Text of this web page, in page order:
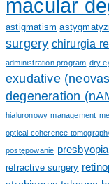
macular
astigmatism
surgery chirurgia
administration program dry
exudative
degeneration
hialuronowy management
optical coherence
postępowanie presbyopia
refractive surgery